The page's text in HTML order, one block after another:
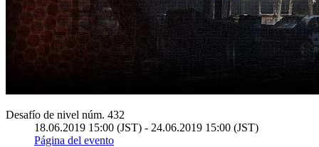
Desafío de nivel núm. 432
18.06.2019 15:00 (JST) - 24.06.2019 15:00 (JST)
Página del evento